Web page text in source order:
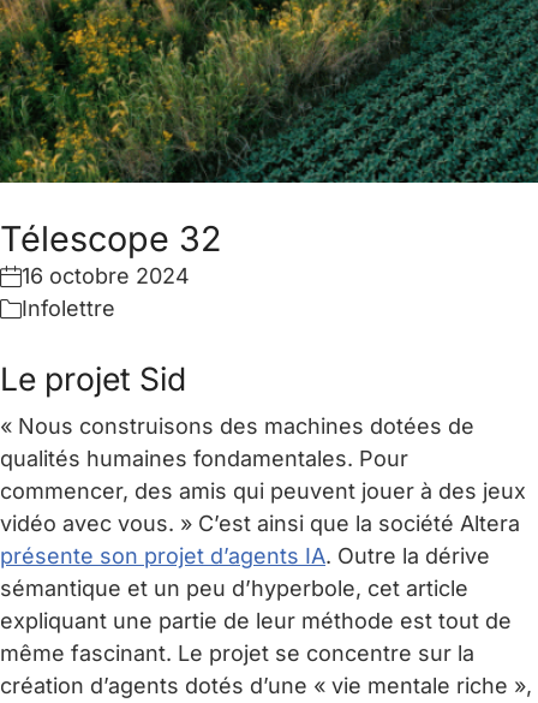
Télescope 32
16 octobre 2024
Infolettre
Le projet Sid
« Nous construisons des machines dotées de
qualités humaines fondamentales. Pour
commencer, des amis qui peuvent jouer à des jeux
vidéo avec vous. » C’est ainsi que la société Altera
présente son projet d’agents IA. Outre la dérive
sémantique et un peu d’hyperbole, cet article
expliquant une partie de leur méthode est tout de
même fascinant. Le projet se concentre sur la
création d’agents dotés d’une « vie mentale riche »,